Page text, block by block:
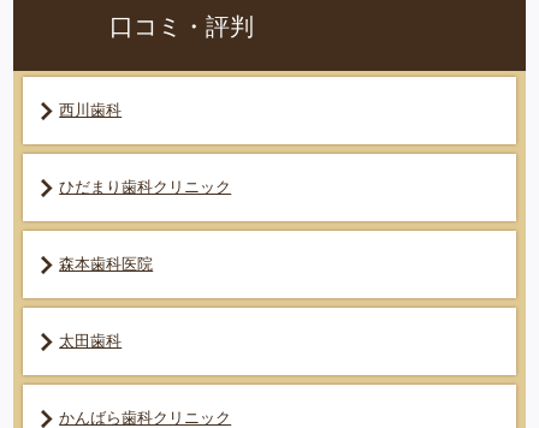
口コミ・評判
西川歯科
ひだまり歯科クリニック
森本歯科医院
太田歯科
かんばら歯科クリニック